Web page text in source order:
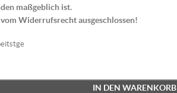
maßgeblich ist.
Widerrufsrecht ausgeschlossen!
IN DEN WARENKORB